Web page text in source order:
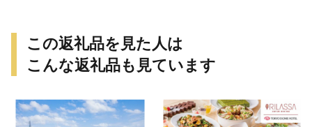
この返礼品を見た人は
こんな返礼品も見ています